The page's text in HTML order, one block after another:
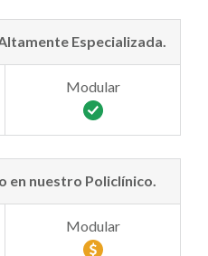
Especializada.
nuestro Policlínico.